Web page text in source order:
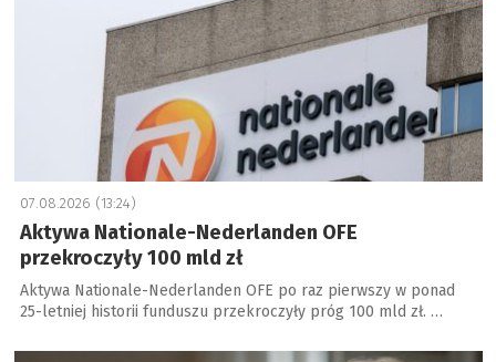
07.08.2026 (13:24)
Aktywa Nationale-Nederlanden OFE
przekroczyły 100 mld zł
Aktywa Nationale-Nederlanden OFE po raz pierwszy w ponad
25-letniej historii funduszu przekroczyły próg 100 mld zł. …
a